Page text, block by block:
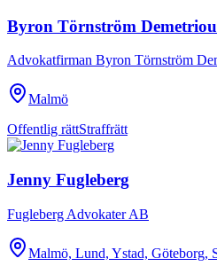
Byron Törnström Demetriou
Advokatfirman Byron Törnström
Malmö
Offentlig rättStraffrätt
Jenny Fugleberg
Fugleberg Advokater AB
Malmö, Lund, Ystad, Göteborg,